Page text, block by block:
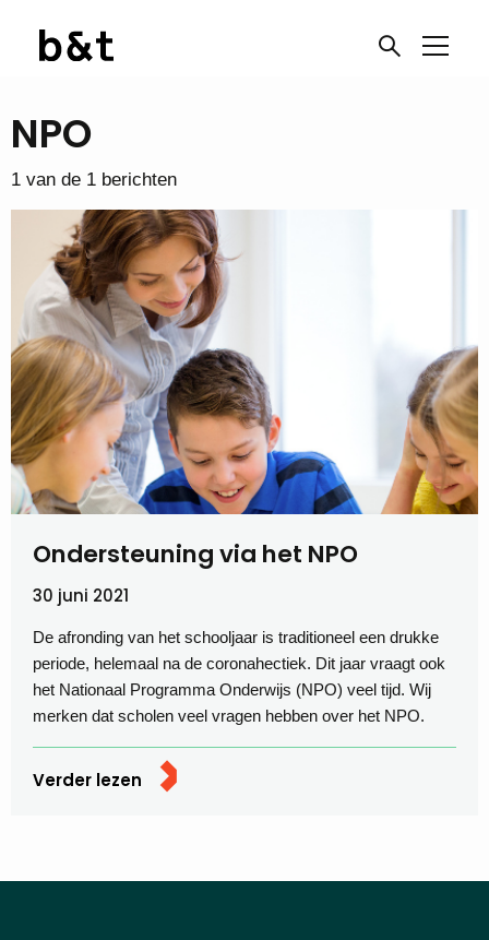
NPO
1 van de 1 berichten
Ondersteuning via het NPO
30 juni 2021
De afronding van het schooljaar is traditioneel een drukke
periode, helemaal na de coronahectiek. Dit jaar vraagt ook
het Nationaal Programma Onderwijs (NPO) veel tijd. Wij
merken dat scholen veel vragen hebben over het NPO.
Verder lezen